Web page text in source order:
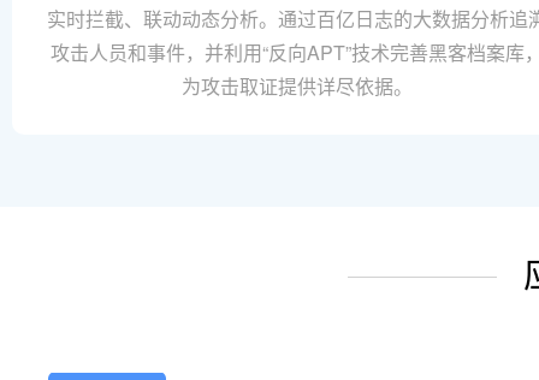
实时拦截、联动动态分析。通过百亿日志的大数据分析追
攻击人员和事件，并利用“反向APT”技术完善黑客档案库
为攻击取证提供详尽依据。